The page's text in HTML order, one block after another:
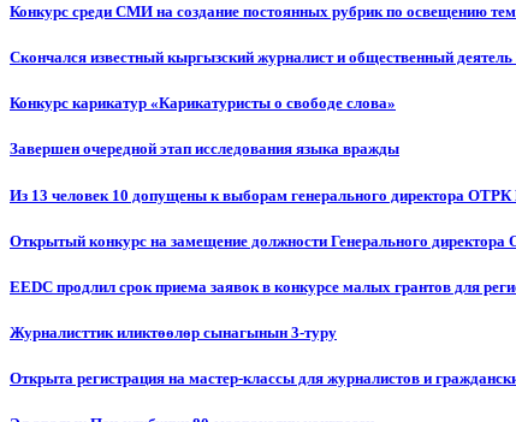
Конкурс среди СМИ на создание постоянных рубрик по освещению
Скончался известный кыргызский журналист и общественный
Конкурс карикатур «Карикатуристы о свободе слова»
Завершен очередной этап исследования языка вражды
Из 13 человек 10 допущены к выборам генерального директора
Открытый конкурс на замещение должности Генерального
EEDC продлил срок приема заявок в конкурсе малых грантов для
Журналисттик иликтөөлөр сынагынын 3-туру
Открыта регистрация на мастер-классы для журналистов и